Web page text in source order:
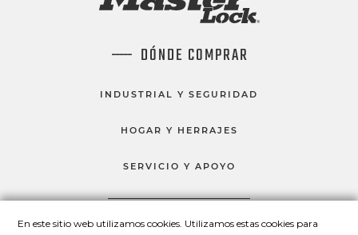
En este sitio web utilizamos cookies. Utilizamos estas cookies para
DÓNDE COMPRAR
INDUSTRIAL Y SEGURIDAD
HOGAR Y HERRAJES
SERVICIO Y APOYO